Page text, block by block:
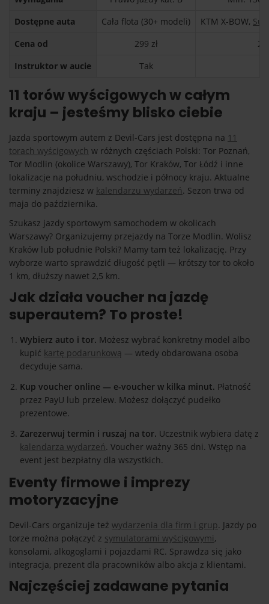
Dostępne auta
Cała flota (30+ modeli) KTM X-BOW,
Cena od
299 zł
Instruktor w aucie
Tak
11 torów wyścigowych w całym
kraju – jesteśmy blisko ciebie
Jazda sportowym autem z Devil-Cars jest dostępna na 11
torach wyścigowych w różnych częściach Polski: Tor Poznań,
Tor Modlin (okolice Warszawy), Tor Kraków, Tor Łódź i inne
lokalizacje na południu, wschodzie i północy kraju. Aktualne
terminy znajdziesz w kalendarzu wydarzeń. Sezon trwa od
maja do października.
Szukasz jazdy sportowym samochodem w okolicach
Warszawy? Organizujemy przejazdy na Torze Modlin. Wolisz
Kraków lub południe Polski? Mamy tam też lokalizację. Przy
wyborze warto sprawdzić długość pętli — krótszy tor to około
1 km, dłuższy nawet 2,5 km.
Jak działa voucher na jazdę
superautem? To proste!
Wybierz auto i tor. Możesz wybrać konkretny model albo
kupić kartę podarunkową — wtedy obdarowana osoba
decyduje sama.
Kup voucher online — e-voucher w kilka minut. Płatność
przez PayU lub przelew. Możesz dołączyć pudełko
prezentowe.
Zarezerwuj termin i ruszaj na tor. Uczestnik wybiera datę z
kalendarza wydarzeń. Voucher ważny 365 dni. Wstęp na
event jest bezpłatny dla wszystkich.
Eventy firmowe i imprezy
motoryzacyjne
Devil-Cars organizuje też wydarzenia dla firm i grup. Jazdy po
torze można połączyć z symulatorami wyścigowymi,
konsolami, alkogoglami i pojazdami RC. Sprawdza się jako
integracja, prezent dla pracowników albo akcja z klientami.
Najczęściej zadawane pytania